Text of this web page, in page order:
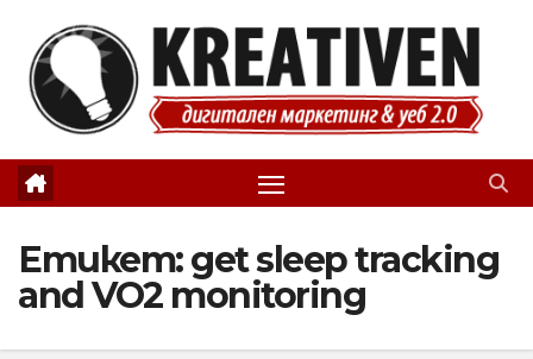
content
Етикет:get sleep tracking
and VO2 monitoring